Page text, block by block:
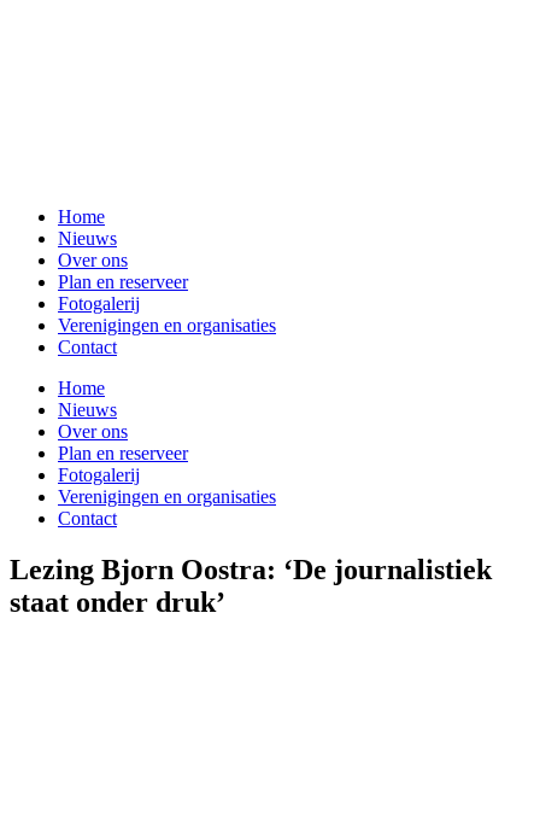
Home
Nieuws
Over ons
Plan en reserveer
Fotogalerij
Verenigingen en organisaties
Contact
Home
Nieuws
Over ons
Plan en reserveer
Fotogalerij
Verenigingen en organisaties
Contact
Lezing Bjorn Oostra: ‘De journalistiek
staat onder druk’